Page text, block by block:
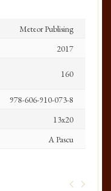
Meteor Publising
2017
160
978-606-910-073-8
13x20
A Pascu